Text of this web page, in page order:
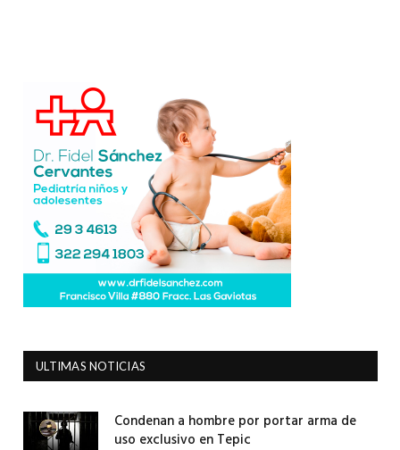
ULTIMAS NOTICIAS
Condenan a hombre por portar arma de
uso exclusivo en Tepic